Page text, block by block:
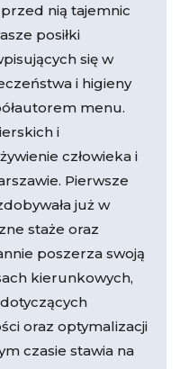
nią tajemnic
posiłki
się w
i higieny
menu.
i
człowieka i
Pierwsze
już w
staże oraz
poszerza swoją
kierunkowych,
oraz optymalizacji
czasie stawia na